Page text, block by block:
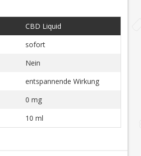
CBD Liquid
sofort
Nein
entspannende Wirkung
0 mg
10 ml